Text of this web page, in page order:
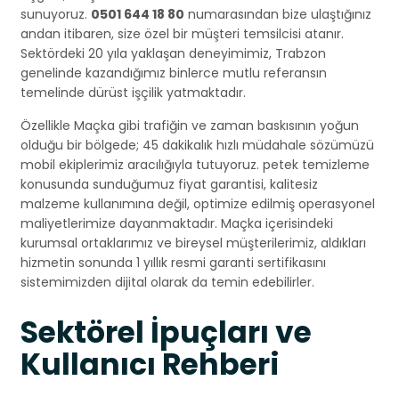
sunuyoruz. 0501 644 18 80 numarasından bize ulaştığınız
andan itibaren, size özel bir müşteri temsilcisi atanır.
Sektördeki 20 yıla yaklaşan deneyimimiz, Trabzon
genelinde kazandığımız binlerce mutlu referansın
temelinde dürüst işçilik yatmaktadır.
Özellikle Maçka gibi trafiğin ve zaman baskısının yoğun
olduğu bir bölgede; 45 dakikalık hızlı müdahale sözümüzü
mobil ekiplerimiz aracılığıyla tutuyoruz. petek temizleme
konusunda sunduğumuz fiyat garantisi, kalitesiz
malzeme kullanımına değil, optimize edilmiş operasyonel
maliyetlerimize dayanmaktadır. Maçka içerisindeki
kurumsal ortaklarımız ve bireysel müşterilerimiz, aldıkları
hizmetin sonunda 1 yıllık resmi garanti sertifikasını
sistemimizden dijital olarak da temin edebilirler.
Sektörel İpuçları ve
Kullanıcı Rehberi